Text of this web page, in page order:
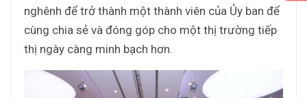
nghênh để trở thành một thành viên của Ủy ban để
cùng chia sẻ và đóng góp cho một thị trường tiếp
thị ngày càng minh bạch hơn.